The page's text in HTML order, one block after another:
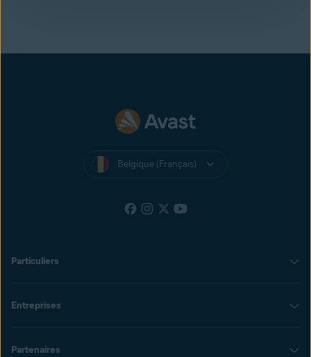
Belgique (Français)
Particuliers
Entreprises
Partenaires